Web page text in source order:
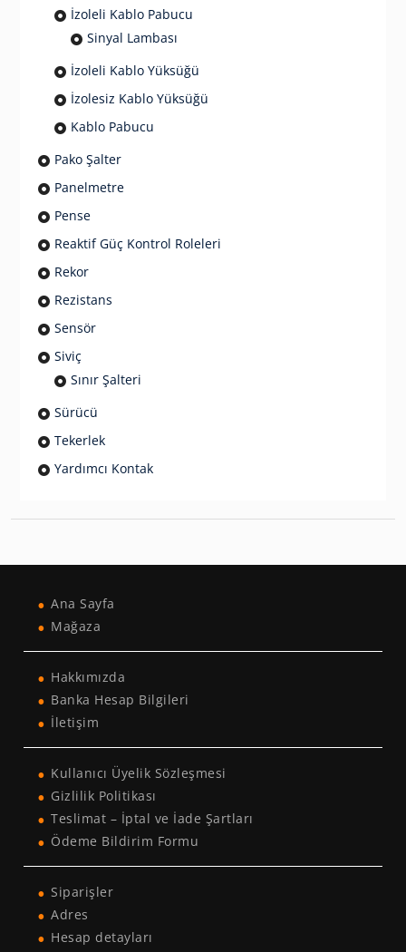
İzoleli Kablo Pabucu
Sinyal Lambası
İzoleli Kablo Yüksüğü
İzolesiz Kablo Yüksüğü
Kablo Pabucu
Pako Şalter
Panelmetre
Pense
Reaktif Güç Kontrol Roleleri
Rekor
Rezistans
Sensör
Siviç
Sınır Şalteri
Sürücü
Tekerlek
Yardımcı Kontak
Ana Sayfa
Mağaza
Hakkımızda
Banka Hesap Bilgileri
İletişim
Kullanıcı Üyelik Sözleşmesi
Gizlilik Politikası
Teslimat – İptal ve İade Şartları
Ödeme Bildirim Formu
Siparişler
Adres
Hesap detayları